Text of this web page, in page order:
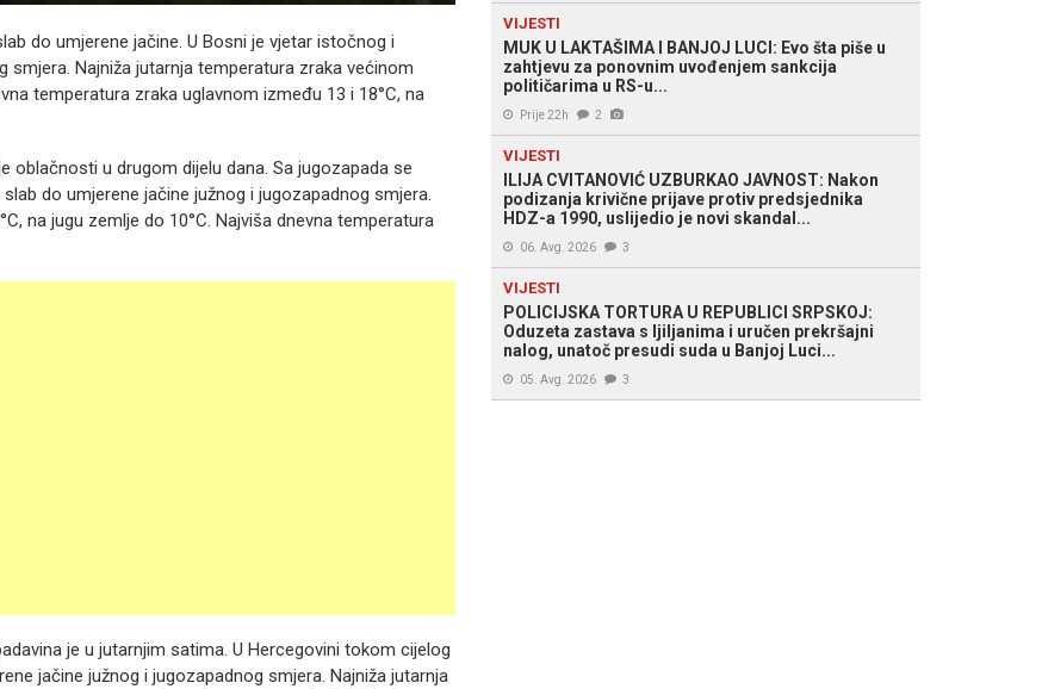
do umjerene jačine. U Bosni je vjetar istočnog i
Najniža jutarnja temperatura zraka većinom
temperatura zraka uglavnom između 13 i 18°C, na
oblačnosti u drugom dijelu dana. Sa jugozapada se
do umjerene jačine južnog i jugozapadnog smjera.
na jugu zemlje do 10°C. Najviša dnevna temperatura
je u jutarnjim satima. U Hercegovini tokom cijelog
jačine južnog i jugozapadnog smjera. Najniža jutarnja
VIJESTI
MUK U LAKTAŠIMA I BANJOJ LUCI: Evo šta piše u
zahtjevu za ponovnim uvođenjem sankcija
političarima u RS-u...
Prije 22h 2
VIJESTI
ILIJA CVITANOVIĆ UZBURKAO JAVNOST: Nakon
podizanja krivične prijave protiv predsjednika
HDZ-a 1990, uslijedio je novi skandal...
06. Avg. 2026 3
VIJESTI
POLICIJSKA TORTURA U REPUBLICI SRPSKOJ:
Oduzeta zastava s ljiljanima i uručen prekršajni
nalog, unatoč presudi suda u Banjoj Luci...
05. Avg. 2026 3